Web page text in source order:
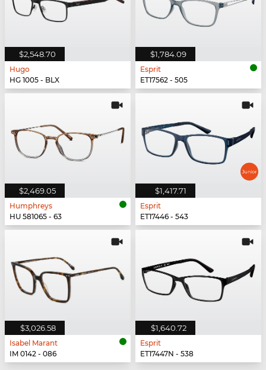
$2,548.70
Hugo
HG 1005 - BLX
$1,784.09
Esprit
ET17562 - 505
$2,469.05
Humphreys
HU 581065 - 63
$1,417.71
Esprit
ET17446 - 543
$3,026.58
Isabel Marant
IM 0142 - 086
$1,640.72
Esprit
ET17447N - 538